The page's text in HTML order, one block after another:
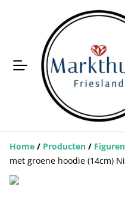
Home / Producten / Figuren
met groene hoodie (14cm)